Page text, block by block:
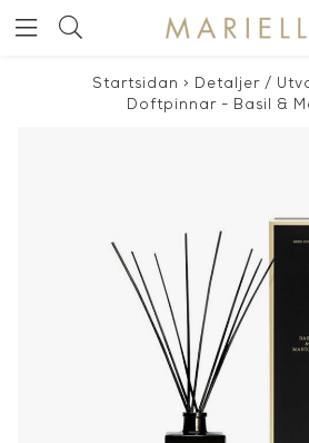
Startsidan > Detaljer/
Doftpinnar - Basil &